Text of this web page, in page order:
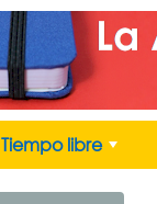
+
Tiempo libre